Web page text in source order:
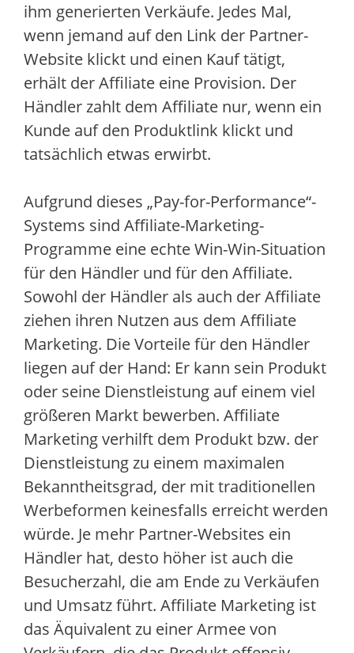
ihm generierten Verkäufe. Jedes Mal,
wenn jemand auf den Link der Partner-
Website klickt und einen Kauf tätigt,
erhält der Affiliate eine Provision. Der
Händler zahlt dem Affiliate nur, wenn ein
Kunde auf den Produktlink klickt und
tatsächlich etwas erwirbt.
Aufgrund dieses „Pay-for-Performance“-
Systems sind Affiliate-Marketing-
Programme eine echte Win-Win-Situation
für den Händler und für den Affiliate.
Sowohl der Händler als auch der Affiliate
ziehen ihren Nutzen aus dem Affiliate
Marketing. Die Vorteile für den Händler
liegen auf der Hand: Er kann sein Produkt
oder seine Dienstleistung auf einem viel
größeren Markt bewerben. Affiliate
Marketing verhilft dem Produkt bzw. der
Dienstleistung zu einem maximalen
Bekanntheitsgrad, der mit traditionellen
Werbeformen keinesfalls erreicht werden
würde. Je mehr Partner-Websites ein
Händler hat, desto höher ist auch die
Besucherzahl, die am Ende zu Verkäufen
und Umsatz führt. Affiliate Marketing ist
das Äquivalent zu einer Armee von